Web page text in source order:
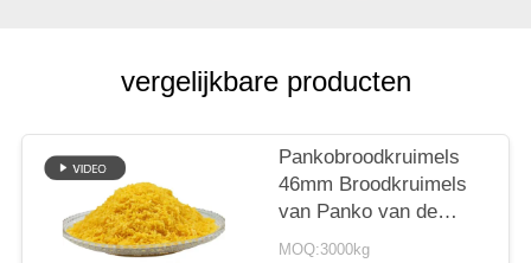
SITEMAP
PRIVACYBELEID
vergelijkbare producten
Pankobroodkruimels
46mm Broodkruimels
van Panko van de
Naaldvorm Gele
MOQ:3000kg